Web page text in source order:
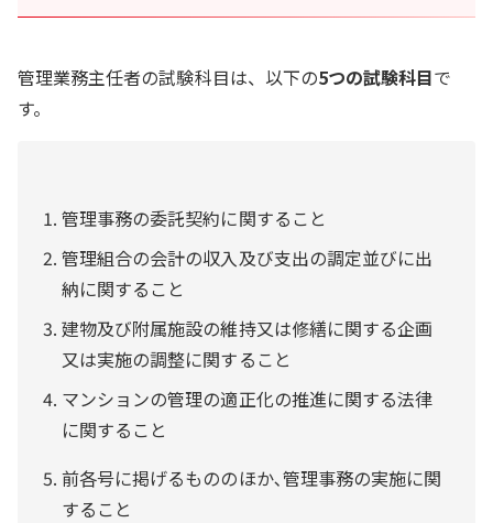
管理業務主任者の試験科目は、以下の5つの試験科目で
す。
管理事務の委託契約に関すること
管理組合の会計の収入及び支出の調定並びに出
納に関すること
建物及び附属施設の維持又は修繕に関する企画
又は実施の調整に関すること
マンションの管理の適正化の推進に関する法律
に関すること
前各号に掲げるもののほか､管理事務の実施に関
すること